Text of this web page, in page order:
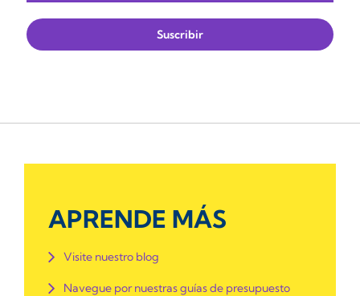
APRENDE MÁS
Visite nuestro blog
Navegue por nuestras guías de presupuesto